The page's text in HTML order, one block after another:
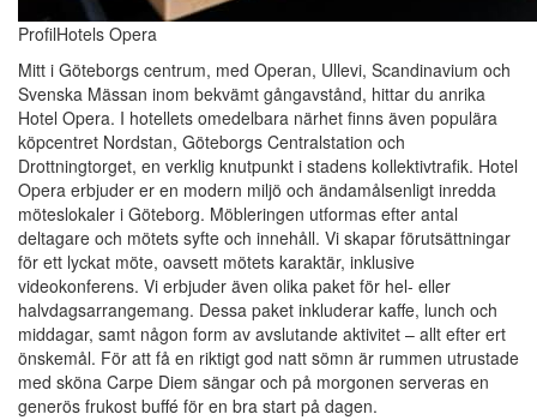
ProfilHotels Opera
Mitt i Göteborgs centrum, med Operan, Ullevi, Scandinavium och
Svenska Mässan inom bekvämt gångavstånd, hittar du anrika
Hotel Opera. I hotellets omedelbara närhet finns även populära
köpcentret Nordstan, Göteborgs Centralstation och
Drottningtorget, en verklig knutpunkt i stadens kollektivtrafik. Hotel
Opera erbjuder er en modern miljö och ändamålsenligt inredda
möteslokaler i Göteborg. Möbleringen utformas efter antal
deltagare och mötets syfte och innehåll. Vi skapar förutsättningar
för ett lyckat möte, oavsett mötets karaktär, inklusive
videokonferens. Vi erbjuder även olika paket för hel- eller
halvdagsarrangemang. Dessa paket inkluderar kaffe, lunch och
middagar, samt någon form av avslutande aktivitet – allt efter ert
önskemål. För att få en riktigt god natt sömn är rummen utrustade
med sköna Carpe Diem sängar och på morgonen serveras en
generös frukost buffé för en bra start på dagen.